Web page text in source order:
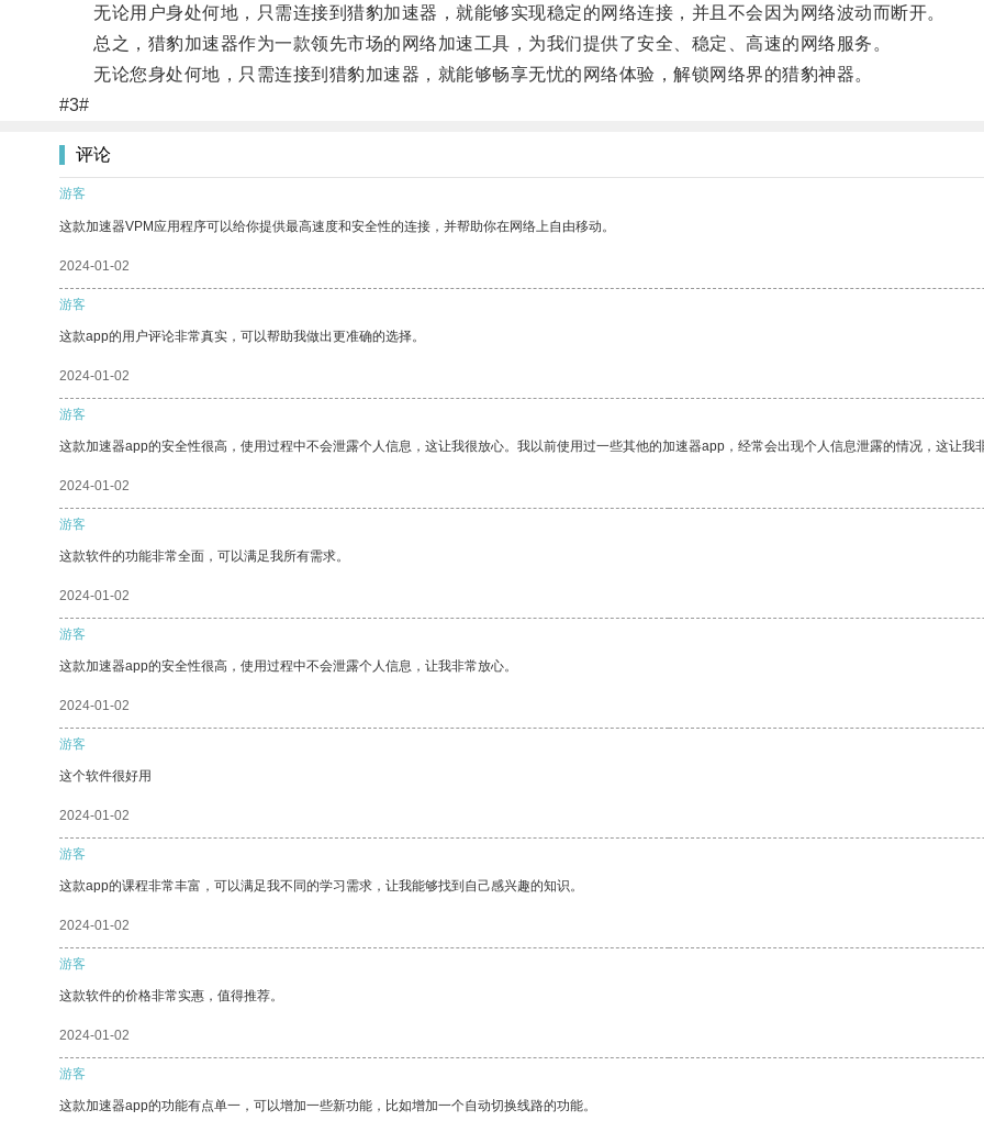
无论用户身处何地，只需连接到猎豹加速器，就能够实现稳定的网络连接，并且不会因为网络波动而断开。
总之，猎豹加速器作为一款领先市场的网络加速工具，为我们提供了安全、稳定、高速的网络服务。
无论您身处何地，只需连接到猎豹加速器，就能够畅享无忧的网络体验，解锁网络界的猎豹神器。
#3#
评论
游客
这款加速器VPM应用程序可以给你提供最高速度和安全性的连接，并帮助你在网络上自由移动。
2024-01-02
游客
这款app的用户评论非常真实，可以帮助我做出更准确的选择。
2024-01-02
游客
这款加速器app的安全性很高，使用过程中不会泄露个人信息，这让我很放心。我以前使用过一些其他的加速器app，经常会出现个人信息泄露的情况，这让我
2024-01-02
游客
这款软件的功能非常全面，可以满足我所有需求。
2024-01-02
游客
这款加速器app的安全性很高，使用过程中不会泄露个人信息，让我非常放心。
2024-01-02
游客
这个软件很好用
2024-01-02
游客
这款app的课程非常丰富，可以满足我不同的学习需求，让我能够找到自己感兴趣的知识。
2024-01-02
游客
这款软件的价格非常实惠，值得推荐。
2024-01-02
游客
这款加速器app的功能有点单一，可以增加一些新功能，比如增加一个自动切换线路的功能。